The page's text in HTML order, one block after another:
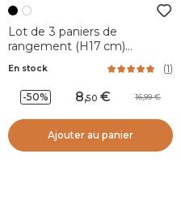
Lot de 3 paniers de
rangement (H17 cm)
En stock (1)
-50% 8,50 16,99
Ajouter au panier